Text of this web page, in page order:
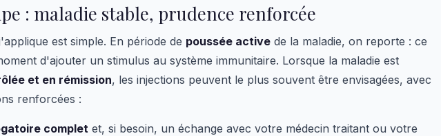
: maladie stable, prudence renforcée
est simple. En période de poussée active de la maladie, on reporte : ce
d'ajouter un stimulus au système immunitaire. Lorsque la maladie est
et en rémission, les injections peuvent le plus souvent être envisagées, avec
renforcées :
complet et, si besoin, un échange avec votre médecin traitant ou votre